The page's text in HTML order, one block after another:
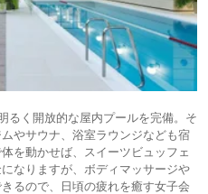
るく開放的な屋内プールを完備。そ
やサウナ、浴室ラウンジなども宿
を動かせば、スイーツビュッフェ
なりますが、ボディマッサージや
るので、日頃の疲れを癒す女子会